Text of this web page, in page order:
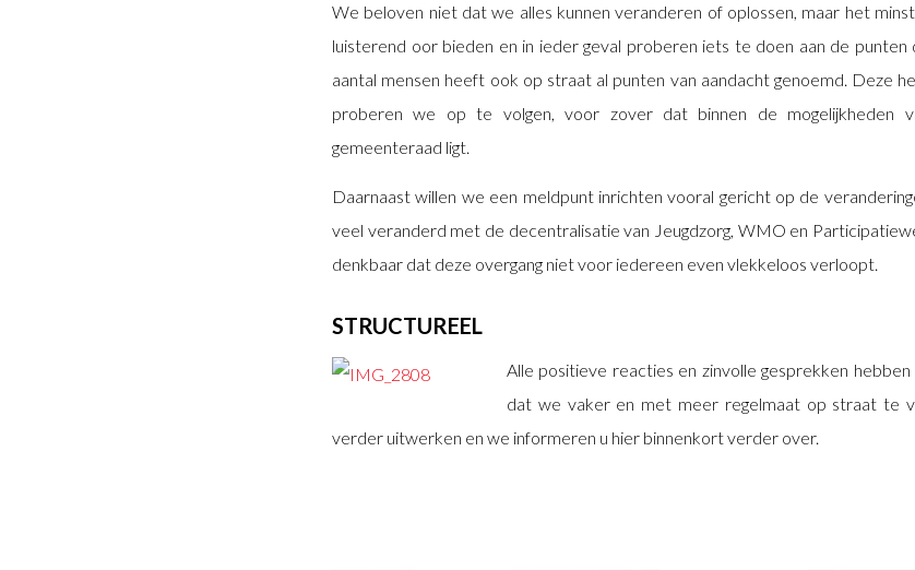
We beloven niet dat we alles kunnen veranderen of oplossen, maar het
luisterend oor bieden en in ieder geval proberen iets te doen aan de punten
aantal mensen heeft ook op straat al punten van aandacht genoemd. Deze
proberen we op te volgen, voor zover dat binnen de mogelijkheden
gemeenteraad ligt.
Daarnaast willen we een meldpunt inrichten vooral gericht op de
veel veranderd met de decentralisatie van Jeugdzorg, WMO en
denkbaar dat deze overgang niet voor iedereen even vlekkeloos verloopt.
STRUCTUREEL
Alle positieve reacties en zinvolle gesprekken
dat we vaker en met meer regelmaat op straat te
verder uitwerken en we informeren u hier binnenkort verder over.